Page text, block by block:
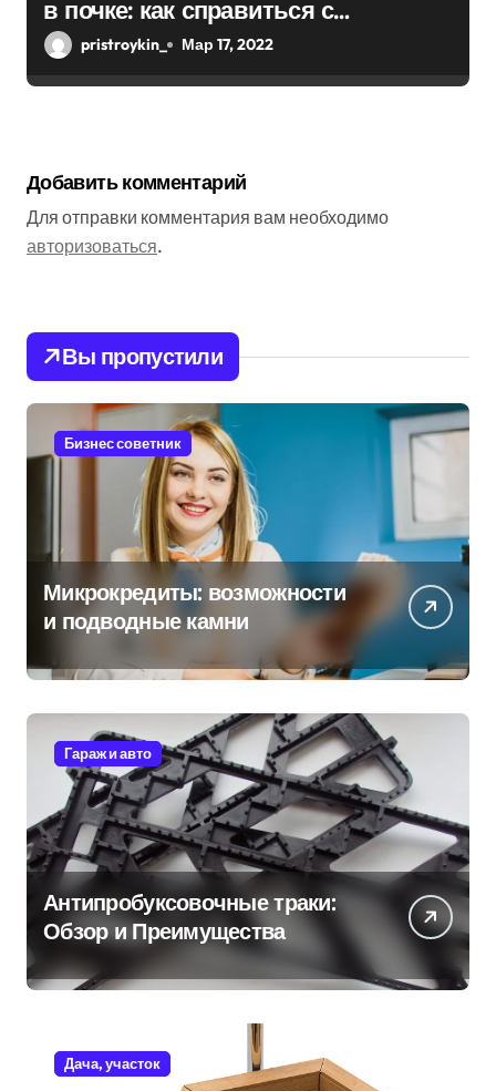
в почке: как справиться с
болезнью
pristroykin_ Мар 17, 2022
Добавить комментарий
Для отправки комментария вам необходимо
авторизоваться.
Вы пропустили
Бизнес советник
Микрокредиты: возможности
и подводные камни
Гараж и авто
Антипробуксовочные траки:
Обзор и Преимущества
Дача, участок